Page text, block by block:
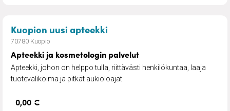
Kuopion uusi apteekki
70780 Kuopio
Apteekki ja kosmetologin palvelut
Apteekki, johon on helppo tulla, riittävästi henkilökuntaa, laaja
tuotevalikoima ja pitkät aukioloajat
0,00 €